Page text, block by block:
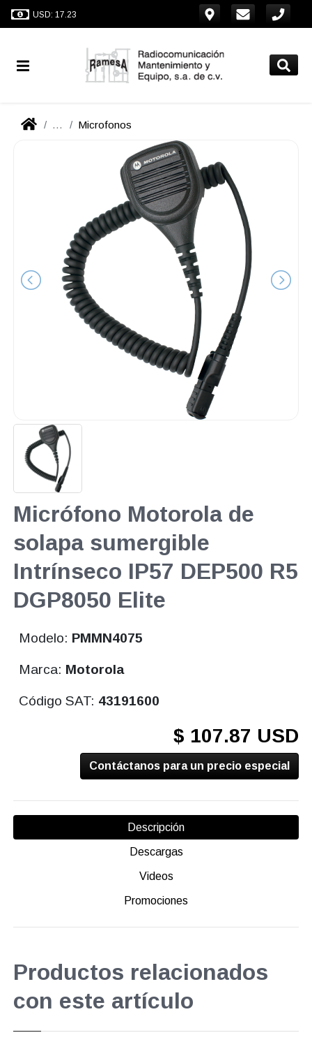
USD: 17.23
... Microfonos
Micrófono Motorola de
solapa sumergible
Intrínseco IP57 DEP500 R5
DGP8050 Elite
Modelo: PMMN4075
Marca: Motorola
Código SAT: 43191600
$ 107.87 USD
Contáctanos para un precio especial
Descripción
Descargas
Videos
Promociones
Productos relacionados
con este artículo